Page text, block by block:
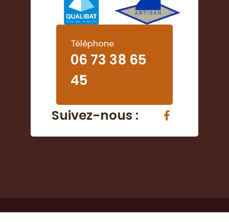
06 73 38 65
45
Téléphone
Suivez-nous :
Agence Web Exodream